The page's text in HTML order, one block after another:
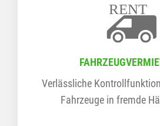
RENT
Verlässliche
Fahrzeuge in fremde